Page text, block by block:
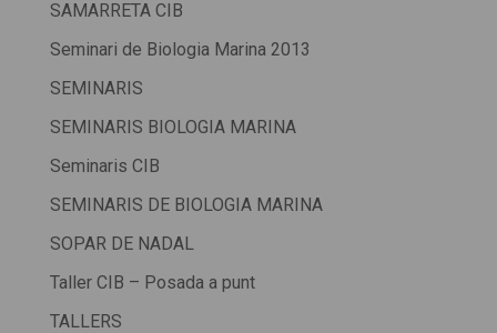
SAMARRETA CIB
Seminari de Biologia Marina 2013
SEMINARIS
SEMINARIS BIOLOGIA MARINA
Seminaris CIB
SEMINARIS DE BIOLOGIA MARINA
SOPAR DE NADAL
Taller CIB – Posada a punt
TALLERS